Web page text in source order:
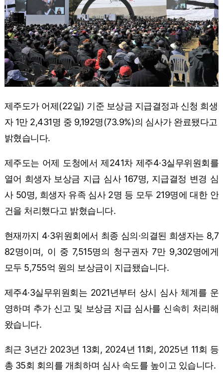
제주도가 어제(22일) 기준 보상금 지급결정과 신청 희생
자 1만 2,431명 중 9,192명(73.9%)의 심사가 완료됐다고
밝혔습니다.
제주도는 어제 도청에서 제241차 제주4·3실무위원회를
열어 희생자 보상금 지급 심사 167명, 지급결정 변경 심
사 50명, 희생자 유족 심사 2명 등 모두 219명에 대한 안
건을 처리했다고 밝혔습니다.
현재까지 4·3위원회에서 최종 심의·의결된 희생자는 8,7
82명이며, 이 중 7,515명의 청구권자 7만 9,302명에게
모두 5,755억 원의 보상금이 지급됐습니다.
제주4·3실무위원회는 2021년부터 상시 심사 체계를 운
영하며 추가 신고 및 보상금 지급 심사를 신속히 처리해
왔습니다.
최근 3년간 2023년 13회, 2024년 11회, 2025년 11회 등
총 35회 회의를 개최하며 심사 속도를 높이고 있습니다.